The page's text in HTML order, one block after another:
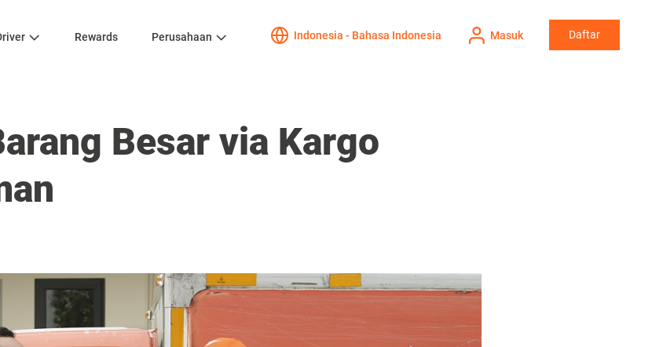
Rewards Perusahaan Indonesia - Bahasa Indonesia Masuk Daftar
Besar via Kargo